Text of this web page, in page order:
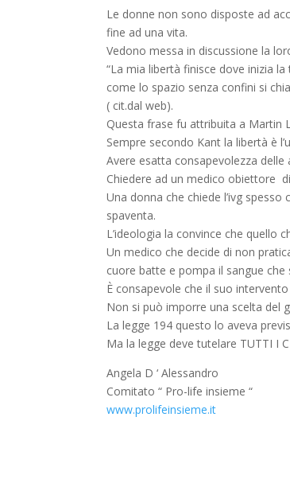
Le donne non sono disposte ad
fine ad una vita.
Vedono messa in discussione la
“La mia libertà finisce dove inizia
come lo spazio senza confini si
( cit.dal web).
Questa frase fu attribuita a Martin
Sempre secondo Kant la libertà è
Avere esatta consapevolezza
Chiedere ad un medico obiettore
Una donna che chiede l’ivg
spaventa.
L’ideologia la convince che quello
Un medico che decide di non
cuore batte e pompa il sangue
È consapevole che il suo
Non si può imporre una scelta del
La legge 194 questo lo aveva
Ma la legge deve tutelare TUTTI I
Angela D ‘ Alessandro
Comitato “ Pro-life insieme “
www.prolifeinsieme.it